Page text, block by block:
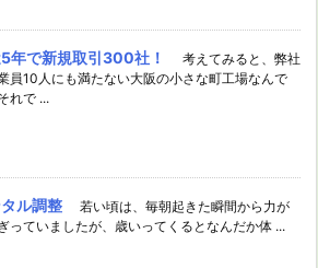
年で新規取引300社！
考えてみると、弊社
員10人にも満たない大阪の小さな町工場なんで
れで ...
ル調整
若い頃は、毎朝起きた瞬間から力が
っていましたが、歳いってくるとなんだか体 ...